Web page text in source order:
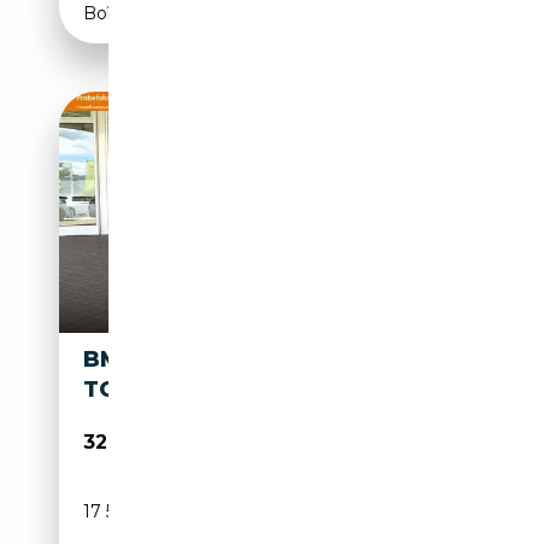
Boîte automatique
BMW 223D XDRIVE ACTIVE
TOURER MILD-HYBRID | NAVI |
32 490€
17 532 km